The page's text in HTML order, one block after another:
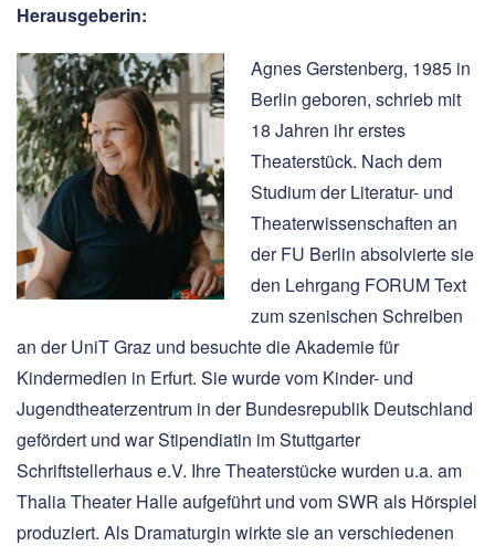
Herausgeberin:
Agnes Gerstenberg, 1985 in
Berlin geboren, schrieb mit
18 Jahren ihr erstes
Theaterstück. Nach dem
Studium der Literatur- und
Theaterwissenschaften an
der FU Berlin absolvierte sie
den Lehrgang FORUM Text
zum szenischen Schreiben
an der UniT Graz und besuchte die Akademie für
Kindermedien in Erfurt. Sie wurde vom Kinder- und
Jugendtheaterzentrum in der Bundesrepublik Deutschland
gefördert und war Stipendiatin im Stuttgarter
Schriftstellerhaus e.V. Ihre Theaterstücke wurden u.a. am
Thalia Theater Halle aufgeführt und vom SWR als Hörspiel
produziert. Als Dramaturgin wirkte sie an verschiedenen